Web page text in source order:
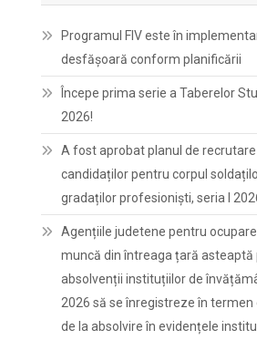
Programul FIV este în
desfășoară conform planificării
Începe prima serie a Taberelor
2026!
A fost aprobat planul de recrutare
candidaților pentru corpul
gradaților profesioniști, seria I
Agențiile judetene pentru
muncă din întreaga țară asteaptă
absolvenții instituțiilor de
2026 să se înregistreze în termen
de la absolvire în evidențele